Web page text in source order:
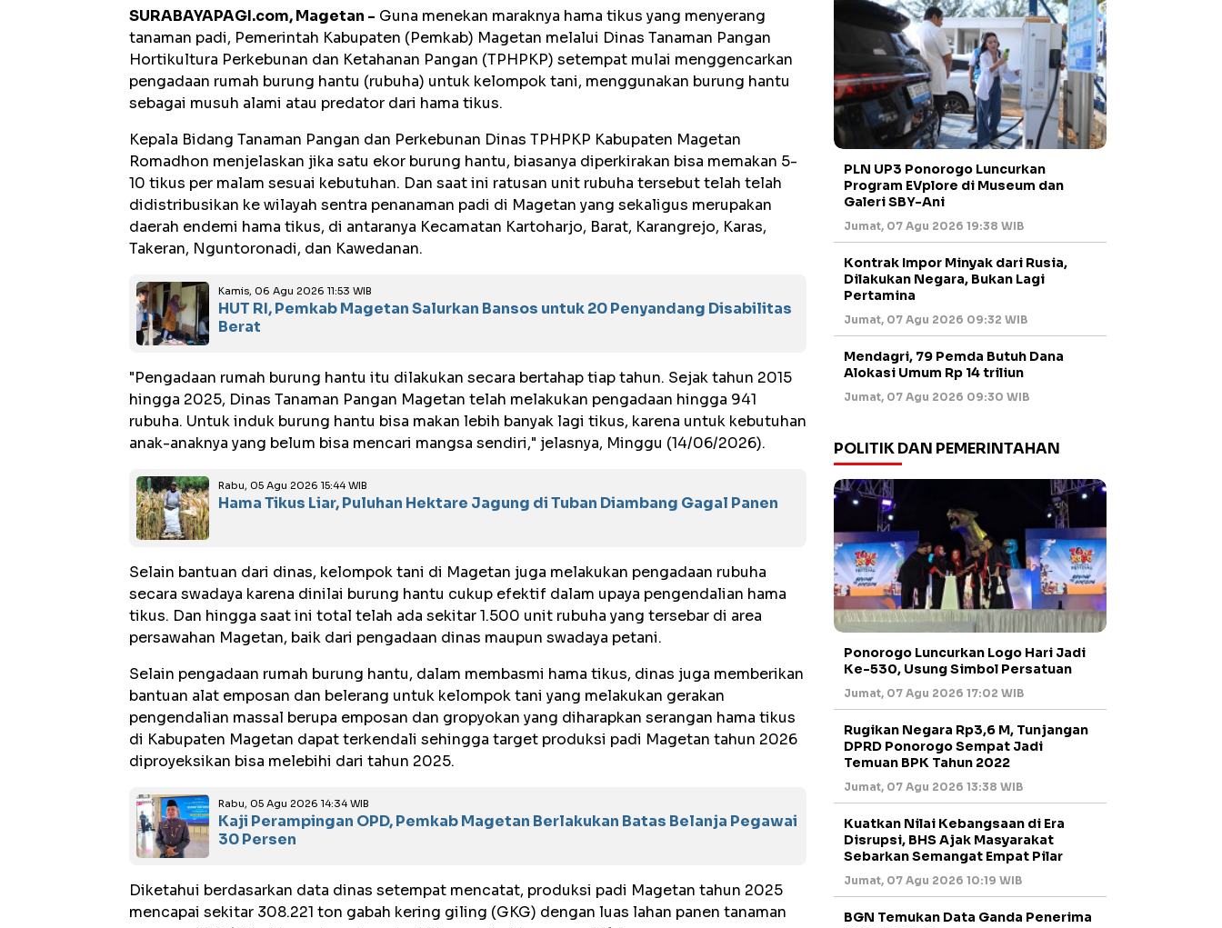
SURABAYAPAGI.com, Magetan - Guna menekan maraknya hama tikus yang menyerang
tanaman padi, Pemerintah Kabupaten (Pemkab) Magetan melalui Dinas Tanaman Pangan
Hortikultura Perkebunan dan Ketahanan Pangan (TPHPKP) setempat mulai menggencarkan
pengadaan rumah burung hantu (rubuha) untuk kelompok tani, menggunakan burung hantu
sebagai musuh alami atau predator dari hama tikus.
Kepala Bidang Tanaman Pangan dan Perkebunan Dinas TPHPKP Kabupaten Magetan
Romadhon menjelaskan jika satu ekor burung hantu, biasanya diperkirakan bisa memakan 5-
10 tikus per malam sesuai kebutuhan. Dan saat ini ratusan unit rubuha tersebut telah telah
didistribusikan ke wilayah sentra penanaman padi di Magetan yang sekaligus merupakan
daerah endemi hama tikus, di antaranya Kecamatan Kartoharjo, Barat, Karangrejo, Karas,
Takeran, Nguntoronadi, dan Kawedanan.
Kamis, 06 Agu 2026 11:53 WIB
HUT RI, Pemkab Magetan Salurkan Bansos untuk 20 Penyandang Disabilitas
Berat
"Pengadaan rumah burung hantu itu dilakukan secara bertahap tiap tahun. Sejak tahun 2015
hingga 2025, Dinas Tanaman Pangan Magetan telah melakukan pengadaan hingga 941
rubuha. Untuk induk burung hantu bisa makan lebih banyak lagi tikus, karena untuk kebutuhan
anak-anaknya yang belum bisa mencari mangsa sendiri," jelasnya, Minggu (14/06/2026).
Rabu, 05 Agu 2026 15:44 WIB
Hama Tikus Liar, Puluhan Hektare Jagung di Tuban Diambang Gagal Panen
Selain bantuan dari dinas, kelompok tani di Magetan juga melakukan pengadaan rubuha
secara swadaya karena dinilai burung hantu cukup efektif dalam upaya pengendalian hama
tikus. Dan hingga saat ini total telah ada sekitar 1.500 unit rubuha yang tersebar di area
persawahan Magetan, baik dari pengadaan dinas maupun swadaya petani.
Selain pengadaan rumah burung hantu, dalam membasmi hama tikus, dinas juga memberikan
bantuan alat emposan dan belerang untuk kelompok tani yang melakukan gerakan
pengendalian massal berupa emposan dan gropyokan yang diharapkan serangan hama tikus
di Kabupaten Magetan dapat terkendali sehingga target produksi padi Magetan tahun 2026
diproyeksikan bisa melebihi dari tahun 2025.
Rabu, 05 Agu 2026 14:34 WIB
Kaji Perampingan OPD, Pemkab Magetan Berlakukan Batas Belanja Pegawai
30 Persen
Diketahui berdasarkan data dinas setempat mencatat, produksi padi Magetan tahun 2025
mencapai sekitar 308.221 ton gabah kering giling (GKG) dengan luas lahan panen tanaman
PLN UP3 Ponorogo Luncurkan
Program EVplore di Museum dan
Galeri SBY-Ani
Jumat, 07 Agu 2026 19:38 WIB
Kontrak Impor Minyak dari Rusia,
Dilakukan Negara, Bukan Lagi
Pertamina
Jumat, 07 Agu 2026 09:32 WIB
Mendagri, 79 Pemda Butuh Dana
Alokasi Umum Rp 14 triliun
Jumat, 07 Agu 2026 09:30 WIB
POLITIK DAN PEMERINTAHAN
Ponorogo Luncurkan Logo Hari Jadi
Ke-530, Usung Simbol Persatuan
Jumat, 07 Agu 2026 17:02 WIB
Rugikan Negara Rp3,6 M, Tunjangan
DPRD Ponorogo Sempat Jadi
Temuan BPK Tahun 2022
Jumat, 07 Agu 2026 13:38 WIB
Kuatkan Nilai Kebangsaan di Era
Disrupsi, BHS Ajak Masyarakat
Sebarkan Semangat Empat Pilar
Jumat, 07 Agu 2026 10:19 WIB
BGN Temukan Data Ganda Penerima